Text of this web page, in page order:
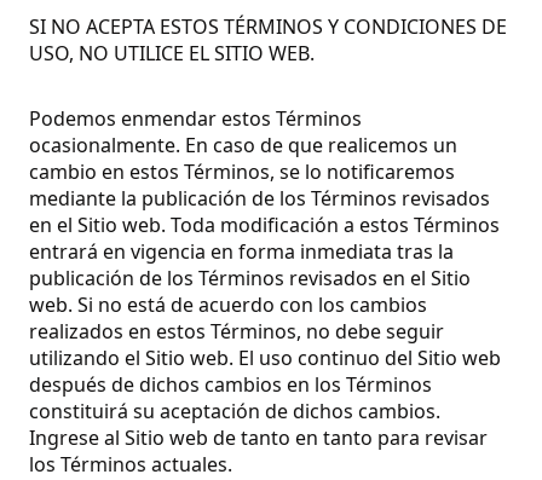
SI NO ACEPTA ESTOS TÉRMINOS Y CONDICIONES DE
USO, NO UTILICE EL SITIO WEB.
Podemos enmendar estos Términos
ocasionalmente. En caso de que realicemos un
cambio en estos Términos, se lo notificaremos
mediante la publicación de los Términos revisados
en el Sitio web. Toda modificación a estos Términos
entrará en vigencia en forma inmediata tras la
publicación de los Términos revisados en el Sitio
web. Si no está de acuerdo con los cambios
realizados en estos Términos, no debe seguir
utilizando el Sitio web. El uso continuo del Sitio web
después de dichos cambios en los Términos
constituirá su aceptación de dichos cambios.
Ingrese al Sitio web de tanto en tanto para revisar
los Términos actuales.